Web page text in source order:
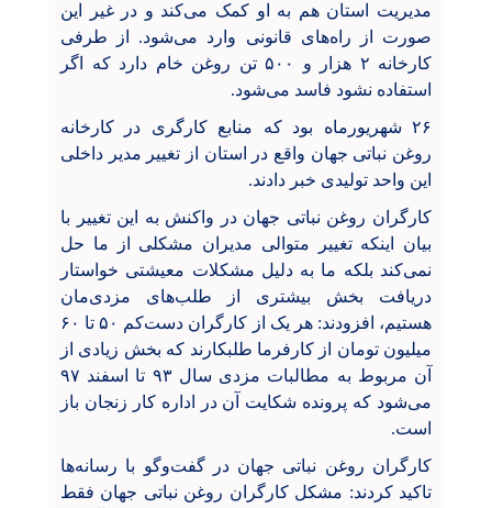
مدیریت استان هم به او کمک می‌کند و در غیر این
صورت از راه‌های قانونی وارد می‌شود. از طرفی
کارخانه ۲ هزار و ۵۰۰ تن روغن خام دارد که اگر
استفاده نشود فاسد می‌شود.
۲۶ شهریورماه بود که منابع کارگری در کارخانه
روغن نباتی جهان واقع در استان از تغییر مدیر داخلی
این واحد تولیدی خبر دادند.
کارگران روغن نباتی جهان در واکنش به این تغییر با
بیان اینکه تغییر متوالی مدیران مشکلی از ما حل
نمی‌کند بلکه ما به دلیل مشکلات معیشتی خواستار
دریافت بخش بیشتری از طلب‌های مزدی‌مان
هستیم، افزودند: هر یک از کارگران دست‌کم ۵۰ تا ۶۰
میلیون تومان از کارفرما طلبکارند که بخش زیادی از
آن مربوط به مطالبات مزدی‌ سال ۹۳ تا اسفند ۹۷
می‌شود که پرونده شکایت آن در اداره کار زنجان باز
است.
کارگران روغن نباتی جهان در گفت‌وگو با رسانه‌ها
تاکید کردند: مشکل کارگران روغن نباتی جهان فقط